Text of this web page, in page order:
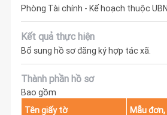
Phòng Tài chính - Kế hoạch thuộc
Kết quả thực hiện
Bổ sung hồ sơ đăng ký hợp tác xã.
Thành phần hồ sơ
Bao gồm
Tên giấy tờ
Mẫu